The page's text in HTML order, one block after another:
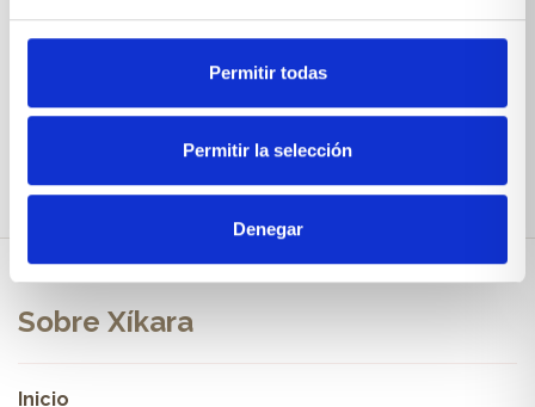
Permitir todas
Permitir la selección
Denegar
Sobre Xíkara
Inicio